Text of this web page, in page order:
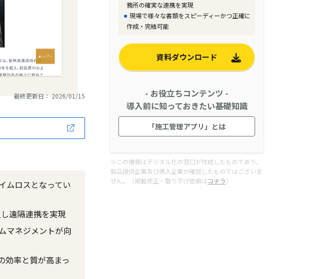
最終更新日： 2026/01/15
ムロスとなってい
遠隔連携を実現
マネジメントが向
効率と質が高まっ
務所の確実な連携を実現
現場で様々な書類をスピーディーかつ正確に
作成・完結可能
資料ダウンロード
- お役立ちコンテンツ -
導入前に知っておきたい基礎知識
「施工管理アプリ」とは
※この情報はデジタル化の窓口が作成したものであり、
製品提供企業及び導入企業が確認したものではございま
せん。（掲載修正・取り下げ依頼はコチラ）